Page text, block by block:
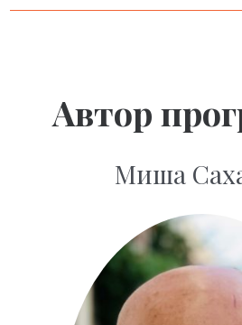
Автор
Миша